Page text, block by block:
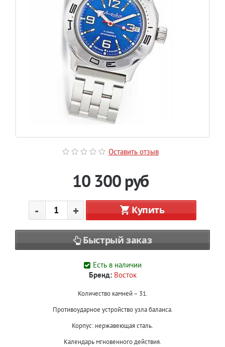
Оставить отзыв
10 300 руб
- + Купить
Быстрый заказ
Есть в наличии
Бренд: Восток
Количество камней – 31.
Противоударное устройство узла баланса.
Корпус: нержавеющая сталь.
Календарь мгновенного действия.